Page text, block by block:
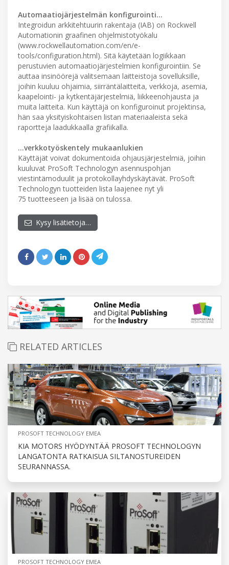
Automaatiojärjestelmän konfigurointi…
Integroidun arkkitehtuurin rakentaja (IAB) on Rockwell
Automationin graafinen ohjelmistotyökalu
(www.rockwellautomation.com/en/e-
tools/configuration.html). Sitä käytetään logiikkaan
perustuvien automaatiojärjestelmien konfigurointiin. Se
auttaa insinöörejä valitsemaan laitteistoja sovelluksille,
joihin kuuluu ohjaimia, siirräntälaitteita, verkkoja, asemia,
kaapelointi- ja kytkentäjärjestelmiä, liikkeenohjausta ja
muita laitteita. Kun käyttäjä on konfiguroinut projektinsa,
hän saa yksityiskohtaisen listan materiaaleista sekä
raportteja laadukkaalla grafiikalla.
…verkkotyöskentely mukaanlukien
Käyttäjät voivat dokumentoida ohjausjärjestelmiä, joihin
kuuluvat ProSoft Technologyn asennuspohjan
viestintämoduulit ja protokollayhdyskäytävät. ProSoft
Technologyn tuotteiden lista laajenee nyt yli
75 tuotteeseen ja lisää on tulossa.
Kysy lisätietoja…
RELATED ARTICLES
PROSOFT TECHNOLOGY EMEA
KIA MOTORS HYÖDYNTÄÄ PROSOFT TECHNOLOGYN
LANGATONTA RATKAISUA SILTANOSTUREIDEN
SEURANNASSA.
PROSOFT TECHNOLOGY EMEA